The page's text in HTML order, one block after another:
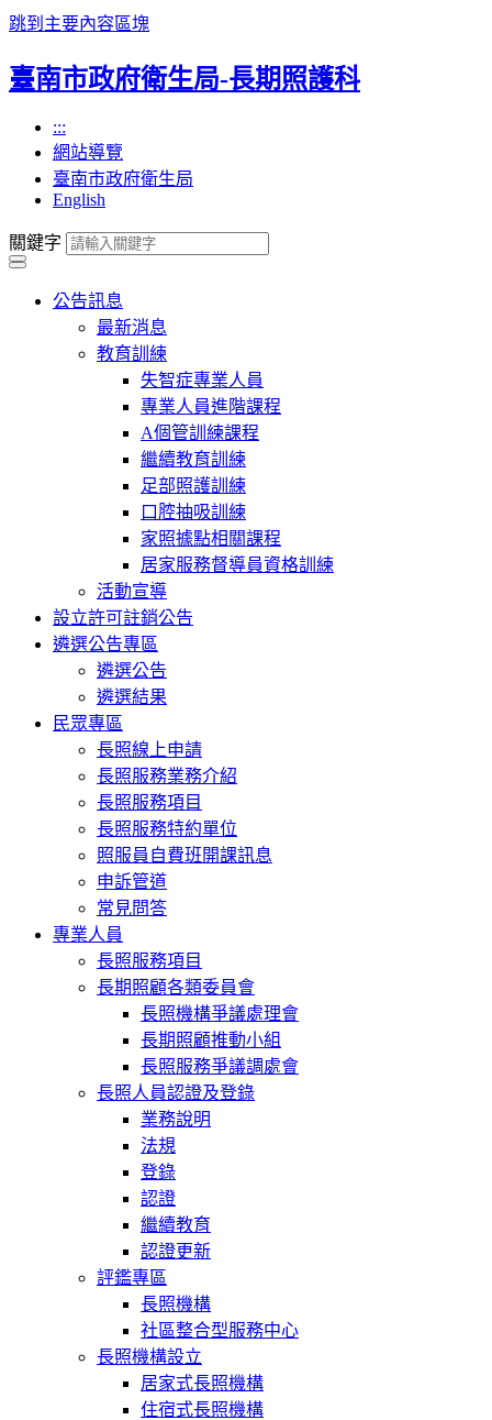
跳到主要內容區塊
臺南市政府衛生局-長期照護科
:::
網站導覽
臺南市政府衛生局
English
關鍵字
公告訊息
最新消息
教育訓練
失智症專業人員
專業人員進階課程
A個管訓練課程
繼續教育訓練
足部照護訓練
口腔抽吸訓練
家照據點相關課程
居家服務督導員資格訓練
活動宣導
設立許可註銷公告
遴選公告專區
遴選公告
遴選結果
民眾專區
長照線上申請
長照服務業務介紹
長照服務項目
長照服務特約單位
照服員自費班開課訊息
申訴管道
常見問答
專業人員
長照服務項目
長期照顧各類委員會
長照機構爭議處理會
長期照顧推動小組
長照服務爭議調處會
長照人員認證及登錄
業務說明
法規
登錄
認證
繼續教育
認證更新
評鑑專區
長照機構
社區整合型服務中心
長照機構設立
居家式長照機構
住宿式長照機構